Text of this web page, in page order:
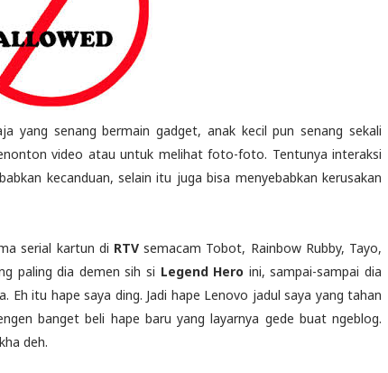
yang senang bermain gadget, anak kecil pun senang sekali
video atau untuk melihat foto-foto. Tentunya interaksi
kecanduan, selain itu juga bisa menyebabkan kerusakan
serial kartun di RTV semacam Tobot, Rainbow Rubby, Tayo,
paling dia demen sih si Legend Hero ini, sampai-sampai dia
Eh itu hape saya ding. Jadi hape Lenovo jadul saya yang tahan
banget beli hape baru yang layarnya gede buat ngeblog.
deh.